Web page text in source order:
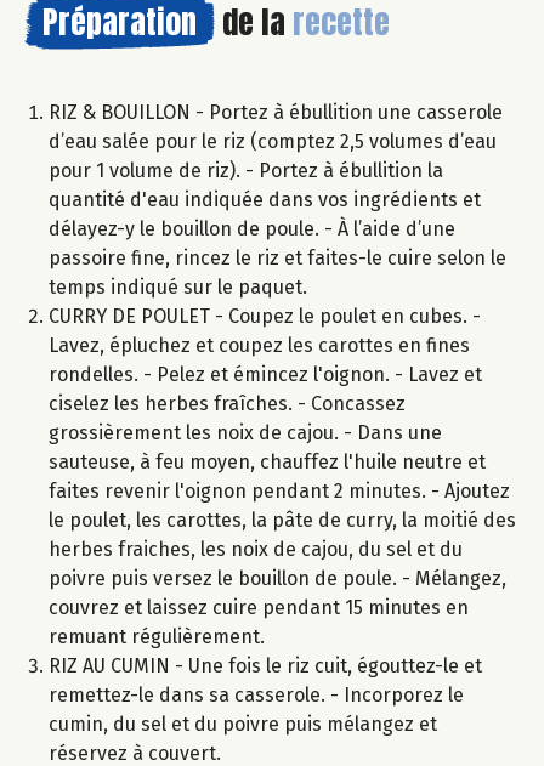
Préparation de la recette
RIZ & BOUILLON - Portez à ébullition une casserole
d’eau salée pour le riz (comptez 2,5 volumes d’eau
pour 1 volume de riz). - Portez à ébullition la
quantité d'eau indiquée dans vos ingrédients et
délayez-y le bouillon de poule. - À l’aide d’une
passoire fine, rincez le riz et faites-le cuire selon le
temps indiqué sur le paquet.
CURRY DE POULET - Coupez le poulet en cubes. -
Lavez, épluchez et coupez les carottes en fines
rondelles. - Pelez et émincez l'oignon. - Lavez et
ciselez les herbes fraîches. - Concassez
grossièrement les noix de cajou. - Dans une
sauteuse, à feu moyen, chauffez l'huile neutre et
faites revenir l'oignon pendant 2 minutes. - Ajoutez
le poulet, les carottes, la pâte de curry, la moitié des
herbes fraiches, les noix de cajou, du sel et du
poivre puis versez le bouillon de poule. - Mélangez,
couvrez et laissez cuire pendant 15 minutes en
remuant régulièrement.
RIZ AU CUMIN - Une fois le riz cuit, égouttez-le et
remettez-le dans sa casserole. - Incorporez le
cumin, du sel et du poivre puis mélangez et
réservez à couvert.